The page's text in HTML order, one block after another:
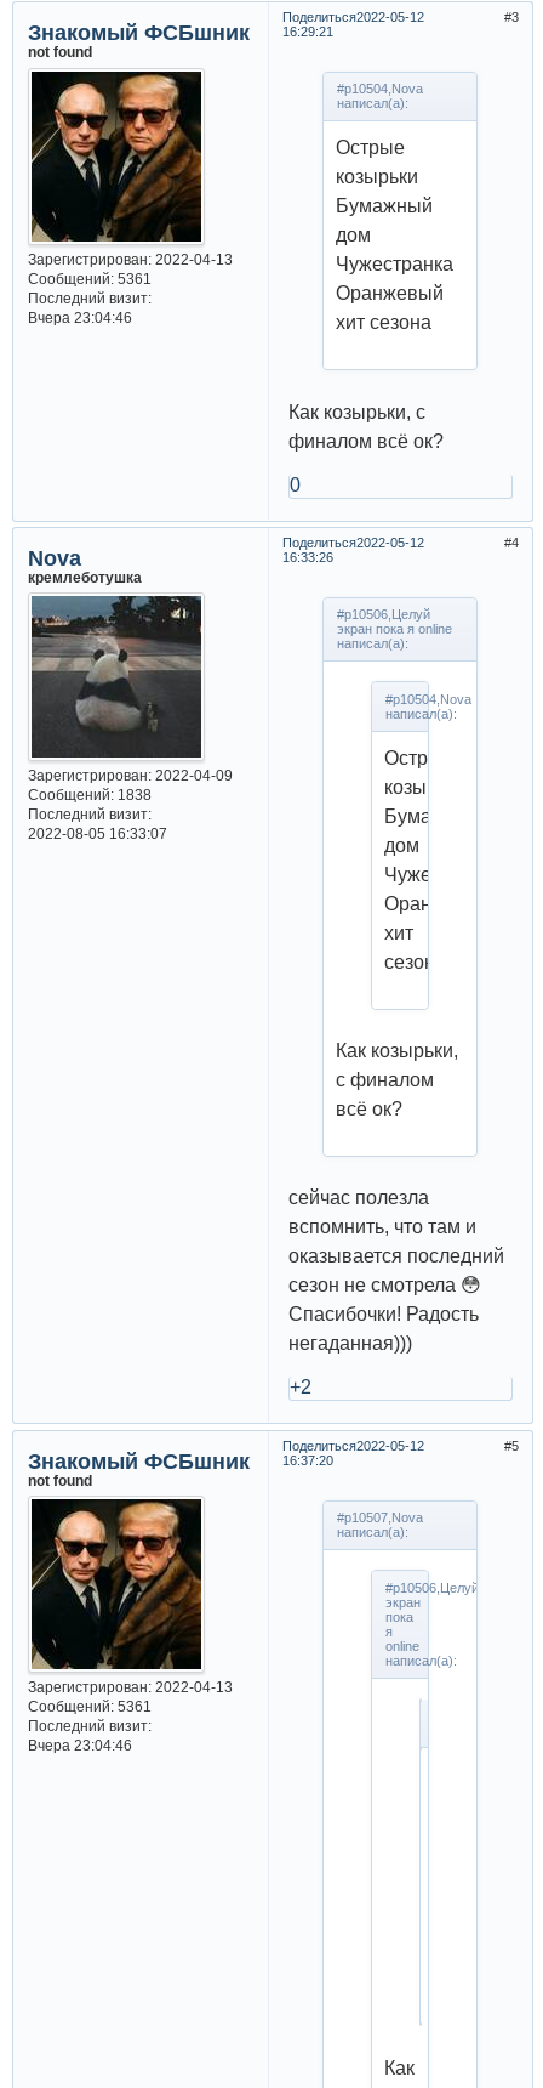
Поделиться 3
2022-05-12
16:29:21
Знакомый ФСБшник
not found
Зарегистрирован: 2022-04-13
Сообщений:5361
Последний визит:
Вчера 23:04:46
#p10504,Nova
написал(а):
Острые
козырьки
Бумажный
дом
Чужестранка
Оранжевый
хит сезона
Как козырьки, с
финалом всё ок?
0
Поделиться 4
2022-05-12
16:33:26
Nova
кремлеботушка
Зарегистрирован: 2022-04-09
Сообщений:1838
Последний визит:
2022-08-05 16:33:07
#p10506,Целуй
экран пока я online
написал(а):
#p10504,Nova
написал(а):
Острые
козырьки
Бумажный
дом
Чужестранка
Оранжевый
хит
сезона
Как козырьки,
с финалом
всё ок?
сейчас полезла
вспомнить, что там и
оказывается последний
сезон не смотрела 😳
Спасибочки! Радость
негаданная)))
+2
Поделиться 5
2022-05-12
16:37:20
Знакомый ФСБшник
not found
Зарегистрирован: 2022-04-13
Сообщений:5361
Последний визит:
Вчера 23:04:46
#p10507,Nova
написал(а):
#p10506,Целуй
экран
пока
я
online
написал(а):
Как